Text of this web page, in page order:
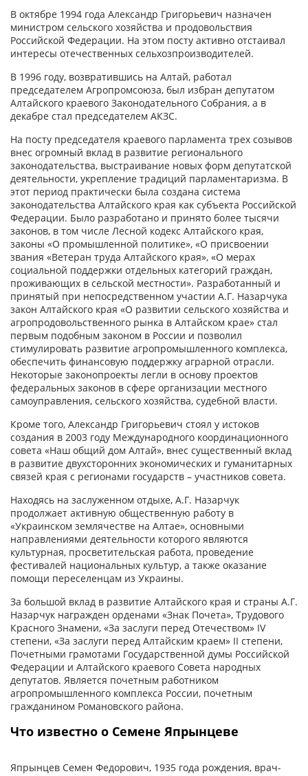
В октябре 1994 года Александр Григорьевич назначен
министром сельского хозяйства и продовольствия
Российской Федерации. На этом посту активно отстаивал
интересы отечественных сельхозпроизводителей.
В 1996 году, возвратившись на Алтай, работал
председателем Агропромсоюза, был избран депутатом
Алтайского краевого Законодательного Собрания, а в
декабре стал председателем АКЗС.
На посту председателя краевого парламента трех созывов
внес огромный вклад в развитие регионального
законодательства, выстраивание новых форм депутатской
деятельности, укрепление традиций парламентаризма. В
этот период практически была создана система
законодательства Алтайского края как субъекта Российской
Федерации. Было разработано и принято более тысячи
законов, в том числе Лесной кодекс Алтайского края,
законы «О промышленной политике», «О присвоении
звания «Ветеран труда Алтайского края», «О мерах
социальной поддержки отдельных категорий граждан,
проживающих в сельской местности». Разработанный и
принятый при непосредственном участии А.Г. Назарчука
закон Алтайского края «О развитии сельского хозяйства и
агропродовольственного рынка в Алтайском крае» стал
первым подобным законом в России и позволил
стимулировать развитие агропромышленного комплекса,
обеспечить финансовую поддержку аграрной отрасли.
Некоторые законопроекты легли в основу проектов
федеральных законов в сфере организации местного
самоуправления, сельского хозяйства, судебной власти.
Кроме того, Александр Григорьевич стоял у истоков
создания в 2003 году Международного координационного
совета «Наш общий дом Алтай», внес существенный вклад
в развитие двухсторонних экономических и гуманитарных
связей края с регионами государств – участников совета.
Находясь на заслуженном отдыхе, А.Г. Назарчук
продолжает активную общественную работу в
«Украинском землячестве на Алтае», основными
направлениями деятельности которого являются
культурная, просветительская работа, проведение
фестивалей национальных культур, а также оказание
помощи переселенцам из Украины.
За большой вклад в развитие Алтайского края и страны А.Г.
Назарчук награжден орденами «Знак Почета», Трудового
Красного Знамени, «За заслуги перед Отечеством» IV
степени, «За заслуги перед Алтайским краем» II степени,
Почетными грамотами Государственной думы Российской
Федерации и Алтайского краевого Совета народных
депутатов. Является почетным работником
агропромышленного комплекса России, почетным
гражданином Романовского района.
Что известно о Семене Япрынцеве
Япрынцев Семен Федорович, 1935 года рождения, врач-